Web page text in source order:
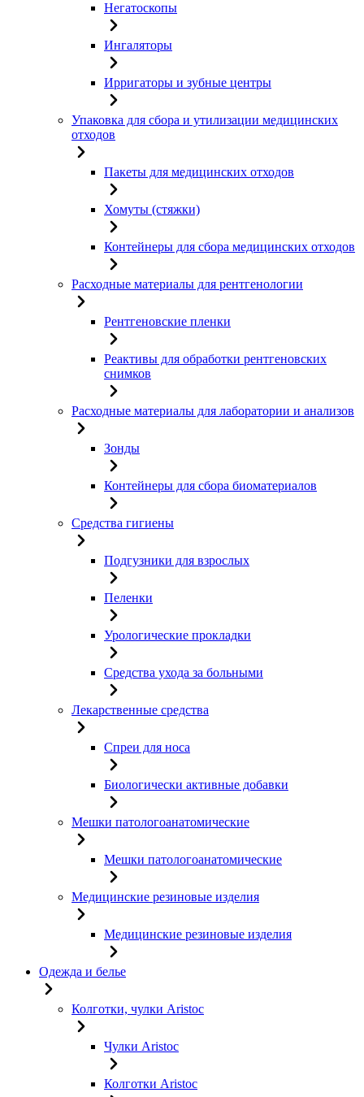
Негатоскопы
Ингаляторы
Ирригаторы и зубные центры
Упаковка для сбора и утилизации медицинских
отходов
Пакеты для медицинских отходов
Хомуты (стяжки)
Контейнеры для сбора медицинских отходов
Расходные материалы для рентгенологии
Рентгеновские пленки
Реактивы для обработки рентгеновских
снимков
Расходные материалы для лаборатории и анализов
Зонды
Контейнеры для сбора биоматериалов
Средства гигиены
Подгузники для взрослых
Пеленки
Урологические прокладки
Средства ухода за больными
Лекарственные средства
Спреи для носа
Биологически активные добавки
Мешки патологоанатомические
Мешки патологоанатомические
Медицинские резиновые изделия
Медицинские резиновые изделия
Одежда и белье
Колготки, чулки Aristoc
Чулки Aristoc
Колготки Aristoc